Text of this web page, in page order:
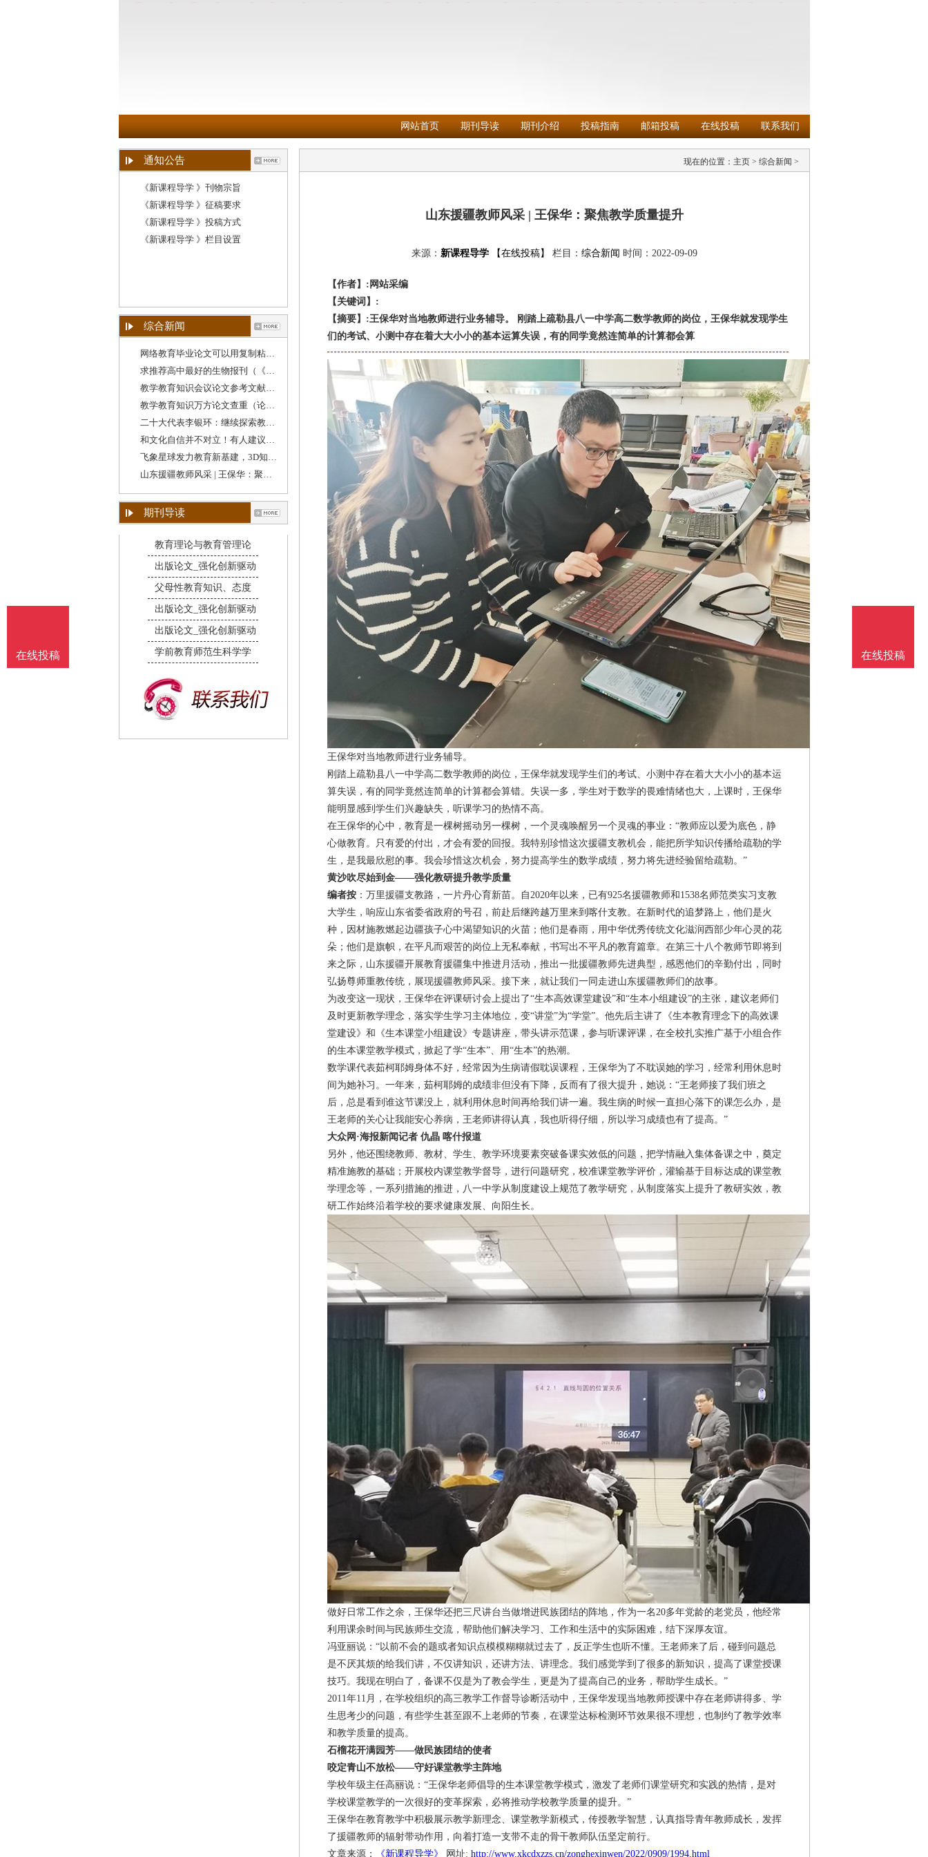
网站首页 期刊导读 期刊介绍 投稿指南 邮箱投稿 在线投稿 联系我们
通知公告
《新课程导学 》刊物宗旨
《新课程导学 》征稿要求
《新课程导学 》投稿方式
《新课程导学 》栏目设置
综合新闻
网络教育毕业论文可以用复制粘贴吗（学校教育
求推荐高中最好的生物报刊（《教育教学》期刊
教学教育知识会议论文参考文献格式（教育类论
教学教育知识万方论文查重（论文查重跟教学设
二十大代表李银环：继续探索教育教学方法，守
和文化自信并不对立！有人建议降低“英语教学
飞象星球发力教育新基建，3D知识图谱助力教学质
山东援疆教师风采 | 王保华：聚焦教学质量提升
期刊导读
教育理论与教育管理论
出版论文_强化创新驱动
父母性教育知识、态度
出版论文_强化创新驱动
出版论文_强化创新驱动
学前教育师范生科学学
现在的位置： 主页> 综合新闻 >
山东援疆教师风采 | 王保华：聚焦教学质量提升
来源： 新课程导学 【在线投稿】 栏目： 综合新闻 时间：2022-09-09
【作者】:网站采编
【关键词】:
【摘要】:王保华对当地教师进行业务辅导。 刚踏上疏勒县八一中学高二数学教师的岗位，王保华就发现学生
们的考试、小测中存在着大大小小的基本运算失误，有的同学竟然连简单的计算都会算
王保华对当地教师进行业务辅导。
刚踏上疏勒县八一中学高二数学教师的岗位，王保华就发现学生们的考试、小测中存在着大大小小的基本运
算失误，有的同学竟然连简单的计算都会算错。失误一多，学生对于数学的畏难情绪也大，上课时，王保华
能明显感到学生们兴趣缺失，听课学习的热情不高。
在王保华的心中，教育是一棵树摇动另一棵树，一个灵魂唤醒另一个灵魂的事业：“教师应以爱为底色，静
心做教育。只有爱的付出，才会有爱的回报。我特别珍惜这次援疆支教机会，能把所学知识传播给疏勒的学
生，是我最欣慰的事。我会珍惜这次机会，努力提高学生的数学成绩，努力将先进经验留给疏勒。”
黄沙吹尽始到金——强化教研提升教学质量
编者按：万里援疆支教路，一片丹心育新苗。自2020年以来，已有925名援疆教师和1538名师范类实习支教
大学生，响应山东省委省政府的号召，前赴后继跨越万里来到喀什支教。在新时代的追梦路上，他们是火
种，因材施教燃起边疆孩子心中渴望知识的火苗；他们是春雨，用中华优秀传统文化滋润西部少年心灵的花
朵；他们是旗帜，在平凡而艰苦的岗位上无私奉献，书写出不平凡的教育篇章。在第三十八个教师节即将到
来之际，山东援疆开展教育援疆集中推进月活动，推出一批援疆教师先进典型，感恩他们的辛勤付出，同时
弘扬尊师重教传统，展现援疆教师风采。接下来，就让我们一同走进山东援疆教师们的故事。
为改变这一现状，王保华在评课研讨会上提出了“生本高效课堂建设”和“生本小组建设”的主张，建议老师们
及时更新教学理念，落实学生学习主体地位，变“讲堂”为“学堂”。他先后主讲了《生本教育理念下的高效课
堂建设》和《生本课堂小组建设》专题讲座，带头讲示范课，参与听课评课，在全校扎实推广基于小组合作
的生本课堂教学模式，掀起了学“生本”、用“生本”的热潮。
数学课代表茹柯耶姆身体不好，经常因为生病请假耽误课程，王保华为了不耽误她的学习，经常利用休息时
间为她补习。一年来，茹柯耶姆的成绩非但没有下降，反而有了很大提升，她说：“王老师接了我们班之
后，总是看到谁这节课没上，就利用休息时间再给我们讲一遍。我生病的时候一直担心落下的课怎么办，是
王老师的关心让我能安心养病，王老师讲得认真，我也听得仔细，所以学习成绩也有了提高。”
大众网·海报新闻记者 仇晶 喀什报道
另外，他还围绕教师、教材、学生、教学环境要素突破备课实效低的问题，把学情融入集体备课之中，奠定
精准施教的基础；开展校内课堂教学督导，进行问题研究，校准课堂教学评价，灌输基于目标达成的课堂教
学理念等，一系列措施的推进，八一中学从制度建设上规范了教学研究，从制度落实上提升了教研实效，教
研工作始终沿着学校的要求健康发展、向阳生长。
做好日常工作之余，王保华还把三尺讲台当做增进民族团结的阵地，作为一名20多年党龄的老党员，他经常
利用课余时间与民族师生交流，帮助他们解决学习、工作和生活中的实际困难，结下深厚友谊。
冯亚丽说：“以前不会的题或者知识点模模糊糊就过去了，反正学生也听不懂。王老师来了后，碰到问题总
是不厌其烦的给我们讲，不仅讲知识，还讲方法、讲理念。我们感觉学到了很多的新知识，提高了课堂授课
技巧。我现在明白了，备课不仅是为了教会学生，更是为了提高自己的业务，帮助学生成长。”
2011年11月，在学校组织的高三教学工作督导诊断活动中，王保华发现当地教师授课中存在老师讲得多、学
生思考少的问题，有些学生甚至跟不上老师的节奏，在课堂达标检测环节效果很不理想，也制约了教学效率
和教学质量的提高。
石榴花开满园芳——做民族团结的使者
咬定青山不放松——守好课堂教学主阵地
学校年级主任高丽说：“王保华老师倡导的生本课堂教学模式，激发了老师们课堂研究和实践的热情，是对
学校课堂教学的一次很好的变革探索，必将推动学校教学质量的提升。”
王保华在教育教学中积极展示教学新理念、课堂教学新模式，传授教学智慧，认真指导青年教师成长，发挥
了援疆教师的辐射带动作用，向着打造一支带不走的骨干教师队伍坚定前行。
文章来源：
《新课程导学》 网址: http://www.xkcdxzzs.cn/zonghexinwen/2022/0909/1994.html
在线投稿
在线投稿